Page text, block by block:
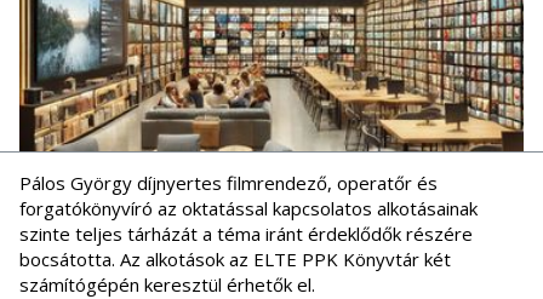
Pálos György díjnyertes filmrendező, operatőr és
forgatókönyvíró az oktatással kapcsolatos alkotásainak
szinte teljes tárházát a téma iránt érdeklődők részére
bocsátotta. Az alkotások az ELTE PPK Könyvtár két
számítógépén keresztül érhetők el.